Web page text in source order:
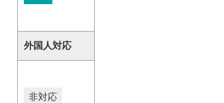
外国人対応
非対応